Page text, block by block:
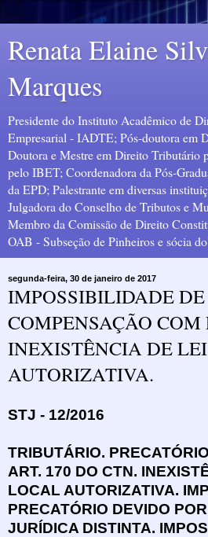
Renata Elaine
Marques
Presidente do Instituto Acadêmico de
Empresarial - IADTE; Pós-doutora em
Doutora e Mestre em Direito Tributário
pelo IBET; Coordenadora da Pós-
da EPD; Palestrante em diversas
Julgadora do Conselho de Tributos e
Membro da Comissão de Direito
OAB - Subseção de Pinheiros e sócia
segunda-feira, 30 de janeiro de 2017
IMPOSSIBILIDADE DE
COMPENSAÇÃO COM
INEXISTÊNCIA DE
AUTORIZATIVA.
STJ - 12/2016
TRIBUTÁRIO.
ART. 170 DO CTN.
LOCAL AUTORIZATIVA.
PRECATÓRIO DEVIDO
JURÍDICA DISTINTA.